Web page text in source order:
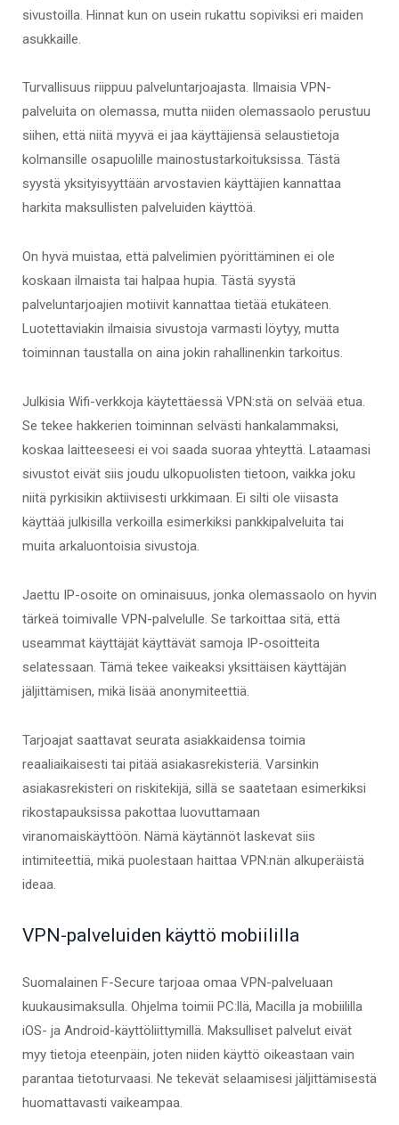
sivustoilla. Hinnat kun on usein rukattu sopiviksi eri maiden
asukkaille.
Turvallisuus riippuu palveluntarjoajasta. Ilmaisia VPN-
palveluita on olemassa, mutta niiden olemassaolo perustuu
siihen, että niitä myyvä ei jaa käyttäjiensä selaustietoja
kolmansille osapuolille mainostustarkoituksissa. Tästä
syystä yksityisyyttään arvostavien käyttäjien kannattaa
harkita maksullisten palveluiden käyttöä.
On hyvä muistaa, että palvelimien pyörittäminen ei ole
koskaan ilmaista tai halpaa hupia. Tästä syystä
palveluntarjoajien motiivit kannattaa tietää etukäteen.
Luotettaviakin ilmaisia sivustoja varmasti löytyy, mutta
toiminnan taustalla on aina jokin rahallinenkin tarkoitus.
Julkisia Wifi-verkkoja käytettäessä VPN:stä on selvää etua.
Se tekee hakkerien toiminnan selvästi hankalammaksi,
koskaa laitteeseesi ei voi saada suoraa yhteyttä. Lataamasi
sivustot eivät siis joudu ulkopuolisten tietoon, vaikka joku
niitä pyrkisikin aktiivisesti urkkimaan. Ei silti ole viisasta
käyttää julkisilla verkoilla esimerkiksi pankkipalveluita tai
muita arkaluontoisia sivustoja.
Jaettu IP-osoite on ominaisuus, jonka olemassaolo on hyvin
tärkeä toimivalle VPN-palvelulle. Se tarkoittaa sitä, että
useammat käyttäjät käyttävät samoja IP-osoitteita
selatessaan. Tämä tekee vaikeaksi yksittäisen käyttäjän
jäljittämisen, mikä lisää anonymiteettiä.
Tarjoajat saattavat seurata asiakkaidensa toimia
reaaliaikaisesti tai pitää asiakasrekisteriä. Varsinkin
asiakasrekisteri on riskitekijä, sillä se saatetaan esimerkiksi
rikostapauksissa pakottaa luovuttamaan
viranomaiskäyttöön. Nämä käytännöt laskevat siis
intimiteettiä, mikä puolestaan haittaa VPN:nän alkuperäistä
ideaa.
VPN-palveluiden käyttö mobiililla
Suomalainen F-Secure tarjoaa omaa VPN-palveluaan
kuukausimaksulla. Ohjelma toimii PC:llä, Macilla ja mobiililla
iOS- ja Android-käyttöliittymillä. Maksulliset palvelut eivät
myy tietoja eteenpäin, joten niiden käyttö oikeastaan vain
parantaa tietoturvaasi. Ne tekevät selaamisesi jäljittämisestä
huomattavasti vaikeampaa.